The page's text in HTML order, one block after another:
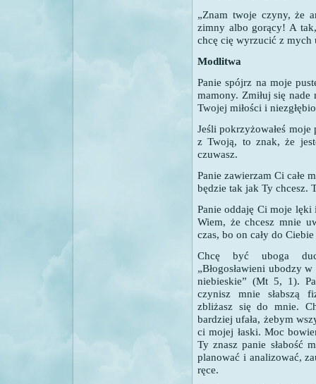
„Znam twoje czyny, że
zimny albo gorący! A
chcę cię wyrzucić z mych
Modlitwa
Panie spójrz na moje
mamony. Zmiłuj się
Twojej miłości i
Jeśli pokrzyżowałeś
z Twoją, to znak, że
czuwasz.
Panie zawierzam Ci całe
będzie tak jak Ty chcesz.
Panie oddaję Ci moje lęki
Wiem, że chcesz mnie
czas, bo on cały do
Chcę być uboga
„Błogosławieni ubodzy
niebieskie” (Mt 5, 1).
czynisz mnie słabszą
zbliżasz się do mnie.
bardziej ufała, żebym
ci mojej łaski. Moc
Ty znasz panie słabość
planować i analizować,
ręce.